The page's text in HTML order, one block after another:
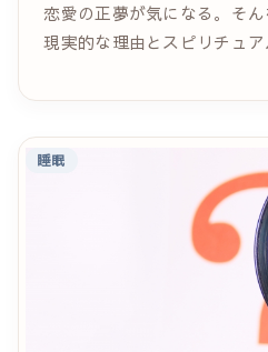
恋愛の正夢が気になる。そ
現実的な理由とスピリチュ
睡眠